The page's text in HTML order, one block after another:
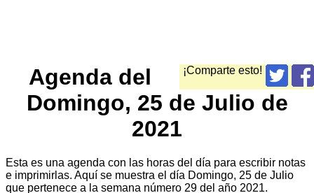
¡Comparte esto!
Agenda del
Domingo, 25 de Julio de
2021
Esta es una agenda con las horas del día para escribir notas
e imprimirlas. Aquí se muestra el día Domingo, 25 de Julio
que pertenece a la semana número 29 del año 2021.